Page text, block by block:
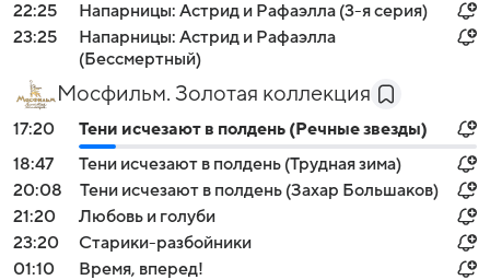
22:25
Напарницы: Астрид и Рафаэлла (3-я серия)
23:25
Напарницы: Астрид и Рафаэлла
(Бессмертный)
Мосфильм. Золотая коллекция
17:20
Тени исчезают в полдень (Речные звезды)
18:47
Тени исчезают в полдень (Трудная зима)
20:08
Тени исчезают в полдень (Захар Большаков)
21:20
Любовь и голуби
23:20
Старики-разбойники
01:10
Время, вперед!